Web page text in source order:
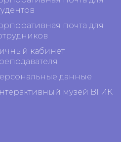
почта для
кабинет
данные
музей ВГИК